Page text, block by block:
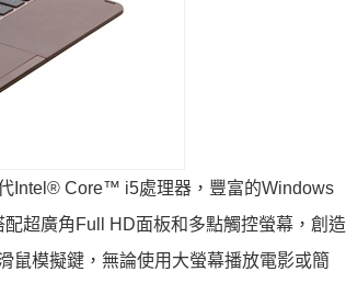
Intel® Core™ i5處理器，豐富的Windows
超廣角Full HD面板和多點觸控螢幕，創造
鼠模擬鍵，無論使用大螢幕播放電影或簡